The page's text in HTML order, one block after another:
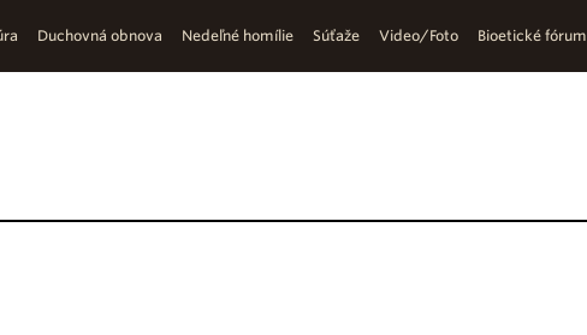
Duchovná obnova Nedeľné homílie Súťaže Video/Foto Bioetické fórum